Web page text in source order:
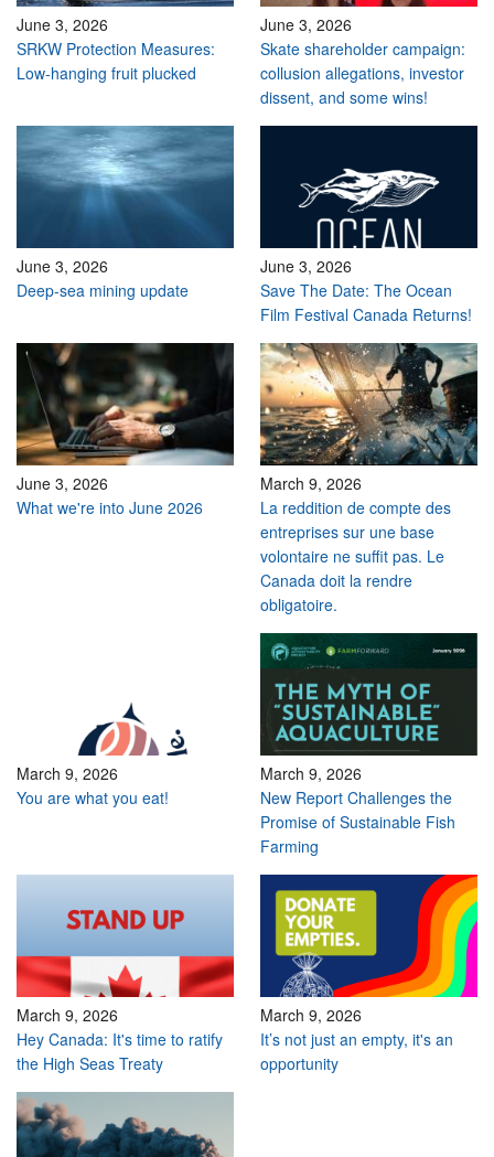
June 3, 2026
SRKW Protection Measures:
Low-hanging fruit plucked
June 3, 2026
Skate shareholder campaign:
collusion allegations, investor
dissent, and some wins!
June 3, 2026
Deep-sea mining update
June 3, 2026
Save The Date: The Ocean
Film Festival Canada Returns!
June 3, 2026
What we're into June 2026
March 9, 2026
La reddition de compte des
entreprises sur une base
volontaire ne suffit pas. Le
Canada doit la rendre
obligatoire.
March 9, 2026
You are what you eat!
March 9, 2026
New Report Challenges the
Promise of Sustainable Fish
Farming
March 9, 2026
Hey Canada: It's time to ratify
the High Seas Treaty
March 9, 2026
It’s not just an empty, it's an
opportunity